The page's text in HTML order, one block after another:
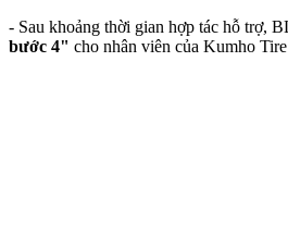
- Sau khoảng thời gian hợp tác hỗ trợ,
bước 4" cho nhân viên của Kumho